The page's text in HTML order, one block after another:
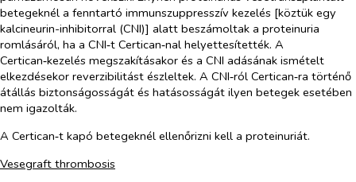
betegeknél a fenntartó immunszuppresszív kezelés [köztük egy
kalcineurin-inhibitorral (CNI)] alatt beszámoltak a proteinuria
romlásáról, ha a CNI‑t Certican‑nal helyettesítették. A
Certican‑kezelés megszakításakor és a CNI adásának ismételt
elkezdésekor reverzibilitást észleltek. A CNI‑ról Certican‑ra történő
átállás biztonságosságát és hatásosságát ilyen betegek esetében
nem igazolták.
A Certican‑t kapó betegeknél ellenőrizni kell a proteinuriát.
Vesegraft thrombosis